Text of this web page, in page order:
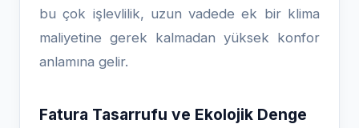
bu çok işlevlilik, uzun vadede ek bir klima
maliyetine gerek kalmadan yüksek konfor
anlamına gelir.
Fatura Tasarrufu ve Ekolojik Denge